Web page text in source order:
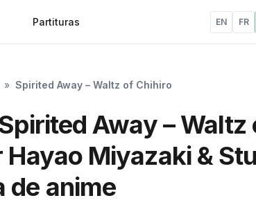
Partituras EN FR
» Spirited Away – Waltz of Chihiro
Away – Waltz
Miyazaki &
de anime